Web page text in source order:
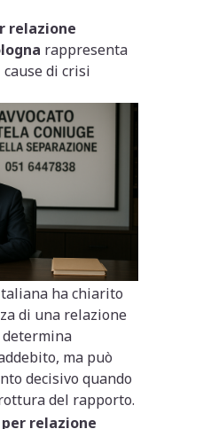
relazione
rappresenta
di crisi
ha chiarito
di una relazione
ma può
decisivo quando
del rapporto.
relazione